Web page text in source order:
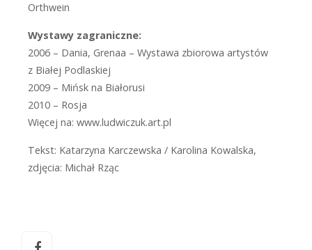
Orthwein
Wystawy zagraniczne:
2006 – Dania, Grenaa – Wystawa zbiorowa artystów
z Białej Podlaskiej
2009 – Mińsk na Białorusi
2010 – Rosja
Więcej na: www.ludwiczuk.art.pl
Tekst: Katarzyna Karczewska / Karolina Kowalska,
zdjęcia: Michał Rząc